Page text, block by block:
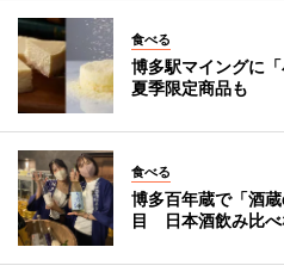
食べる
博多駅マイングに
夏季限定商品も
食べる
博多百年蔵で「酒
目 日本酒飲み比べ